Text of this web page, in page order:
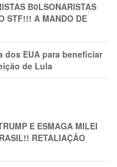
B0LSONARlSTAS
STF!!! A MANDO DE
dos EUA para beneficiar
de Lula
E ESMAGA MILEI
RETALIAÇÃO